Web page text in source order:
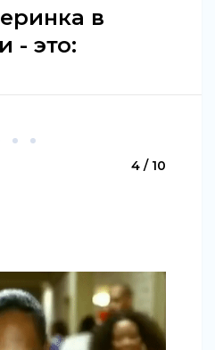
в
- это:
4 / 10